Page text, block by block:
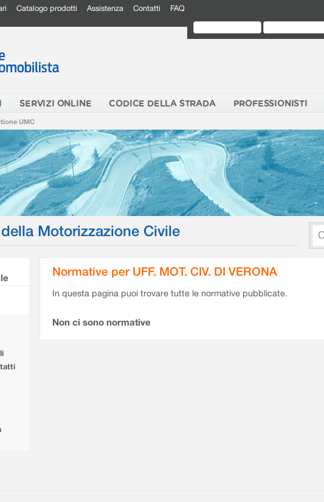
Catalogo prodotti Assistenza Contatti FAQ
SERVIZI ONLINE CODICE DELLA STRADA PROFESSIONISTI
UMC
Motorizzazione Civile
Normative per UFF. MOT. CIV. DI VERONA
In questa pagina puoi trovare tutte le normative pubblicate.
Non ci sono normative